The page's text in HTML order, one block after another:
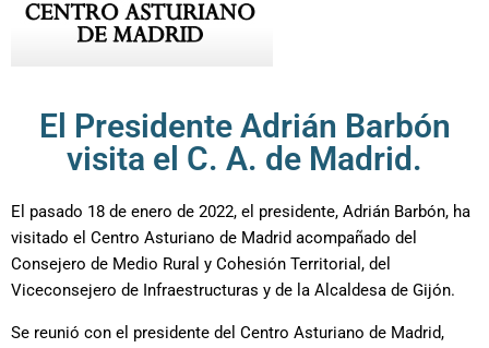
El Presidente Adrián Barbón
visita el C. A. de Madrid.
El pasado 18 de enero de 2022, el presidente, Adrián Barbón, ha
visitado el Centro Asturiano de Madrid acompañado del
Consejero de Medio Rural y Cohesión Territorial, del
Viceconsejero de Infraestructuras y de la Alcaldesa de Gijón.
Se reunió con el presidente del Centro Asturiano de Madrid,